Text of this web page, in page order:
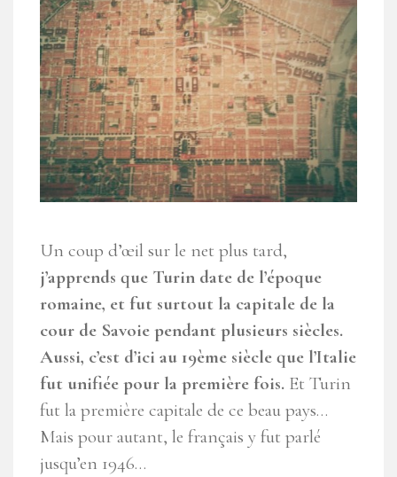
Un coup d’œil sur le net plus tard,
j’apprends que Turin date de l’époque
romaine, et fut surtout la capitale de la
cour de Savoie pendant plusieurs siècles.
Aussi, c’est d’ici au 19ème siècle que l’Italie
fut unifiée pour la première fois. Et Turin
fut la première capitale de ce beau pays…
Mais pour autant, le français y fut parlé
jusqu’en 1946…